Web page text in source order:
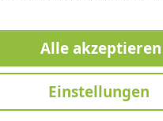
protected by reCAPTCHA and the
andTerms of Serviceapply.
Alle akzeptieren
Einstellungen